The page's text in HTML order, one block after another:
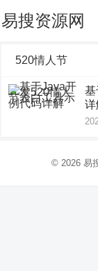
易搜资源网
520情人节
详
© 2026易